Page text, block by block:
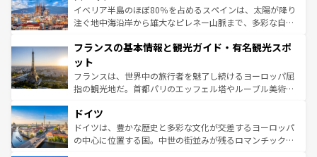
景など、自然景観も見逃せない。観光の合間には、本場の
ピザやパスタなど、絶品のイタリア料理を堪能することも
ませてくれるイタリアで、忘れられない旅をしてみよう！
なお、新着のイタリア情報は
しい。
イベリア半島のほぼ80％を占めるスペインは、太陽が降り
注ぐ地中海沿岸から雄大なピレネー山脈まで、多彩な自然
文化が根付くこの国では、情熱的なフラメンコ、熱気あふ
れる闘牛、そして美味しいタパスが生活の一部となってい
る。首都マドリードの洗練された雰囲気や、バルセロナの
アートに溢れた街角から、地方では古代ローマ遺跡や中世
せる。地方によって風土や気候が異なるスペインはその個
性で訪れる人を魅了する。 なお、新着のスペイン情報は コ
ンテンツ一覧を参照してほしい。
フランスの基本情報と観光ガイド・有名観光スポ
ット
フランスは、世界中の旅行者を魅了し続けるヨーロッパ屈
指の観光地だ。首都パリのエッフェル塔やルーブル美術館
で、幅広い魅力が詰まっている。華麗な宮殿、歴史的な大
聖堂、美しいビーチ、そして豊かな自然が、訪れる者を心
から魅了する。また、フランスは美食の国としても知ら
ドイツ
ドイツは、豊かな歴史と多彩な文化が交差するヨーロッパ
の中心に位置する国。中世の街並みが残るロマンチック街